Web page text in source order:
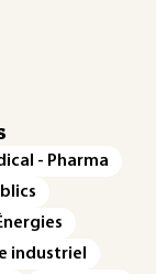
- Pharma
industriel